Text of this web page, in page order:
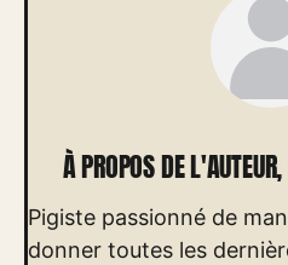
À PROPOS DE L'AUTEUR,
Pigiste passionné de
donner toutes les